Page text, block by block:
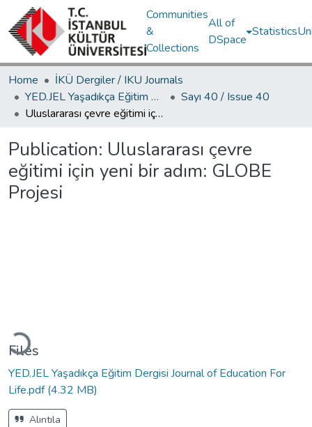
Communities
&
Collections
All of
DSpace
Statistics
Home
İKÜ Dergiler / IKU Journals
YED.JEL Yaşadıkça Eğitim Dergisi / Journal of Education For Life
Sayı 40 / Issue 40
Uluslararası çevre eğitimi için yeni bir adım: GLOBE Projesi
Publication: Uluslararası çevre
eğitimi için yeni bir adım: GLOBE
Projesi
Loading...
Files
YED.JEL Yaşadıkça Eğitim Dergisi Journal of Education For
Life.pdf(4.32 MB)
Alıntıla